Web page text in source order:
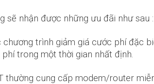
sẽ nhận được những ưu đãi như sau :
chương trình giảm giá cước phí đặc
trong một thời gian nhất định.
thường cung cấp modem/router